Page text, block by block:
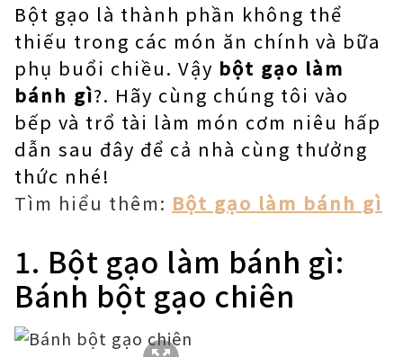
Bột gạo là thành phần không thể
thiếu trong các món ăn chính và bữa
phụ buổi chiều. Vậy bột gạo làm
bánh gì?. Hãy cùng chúng tôi vào
bếp và trổ tài làm món cơm niêu hấp
dẫn sau đây để cả nhà cùng thưởng
thức nhé!
Tìm hiểu thêm: Bột gạo làm bánh gì
1. Bột gạo làm bánh gì:
Bánh bột gạo chiên